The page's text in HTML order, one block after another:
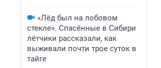
«Лёд был на лобовом
стекле». Спасённые в Сибири
лётчики рассказали, как
выживали почти трое суток в
тайге